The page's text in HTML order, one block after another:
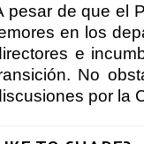
pesar de que el
en los
e
No
por la